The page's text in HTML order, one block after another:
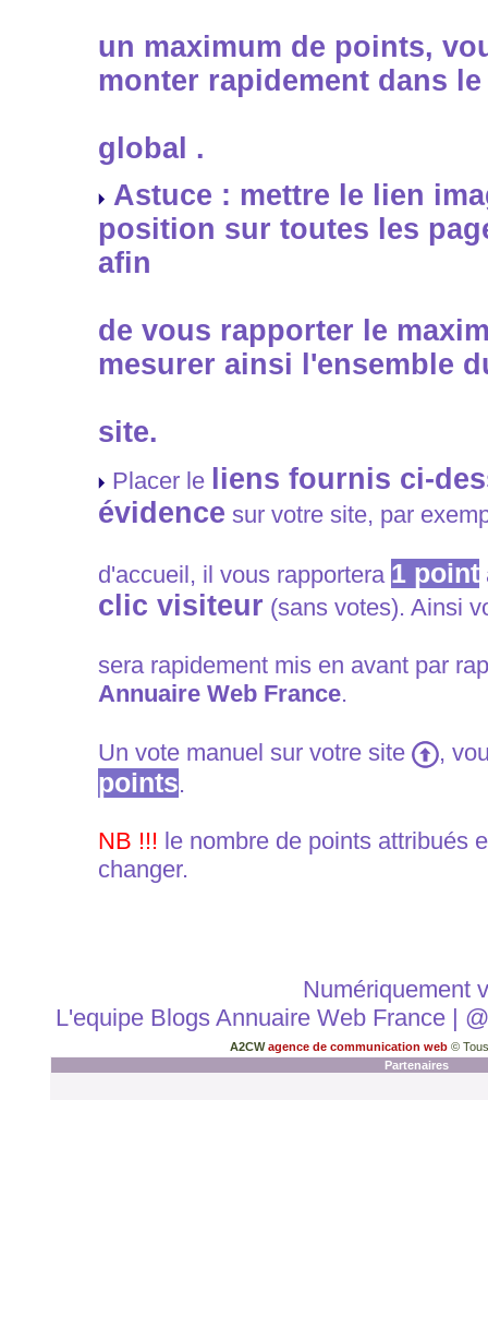
un maximum de points,
monter rapidement dans
global .
Astuce : mettre le lien
position sur toutes les
afin
de vous rapporter le
mesurer ainsi l'ensemble
site.
Placer le
liens fournis ci-
évidence sur votre site, par
d'accueil, il vous rapportera 1 point
clic visiteur (sans votes). Ainsi
sera rapidement mis en avant par
Annuaire Web France.
Un vote manuel sur votre site ,
points.
NB !!! le nombre de points attribués
changer.
Numériquement
L'equipe Blogs Annuaire Web France |
A2CWagence de communication web ©
Partenaires